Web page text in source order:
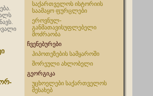
საქართველოს ისტორიის
საამაყო ფურცლები
ეროვნულ-
განმათავისუფლებელი
მოძრაობა
ჩვენებურები
ჰიპოთეზების სამყაროში
შორეული ახლობელი
გეორგიკა
უცხოელები საქართველოს
შესახებ